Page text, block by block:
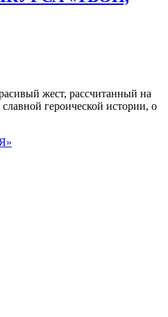
жест, рассчитанный на
героической истории, о